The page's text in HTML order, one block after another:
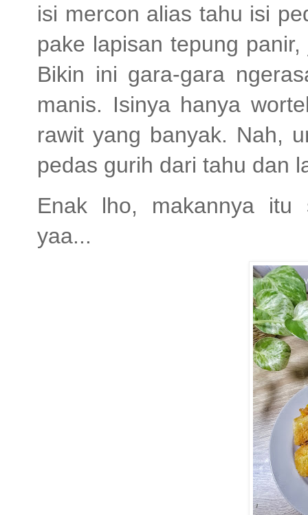
isi mercon alias tahu isi
pake lapisan tepung
Bikin ini gara-gara
manis. Isinya hanya
rawit yang banyak. Nah,
pedas gurih dari tahu dan
Enak lho, makannya
yaa...